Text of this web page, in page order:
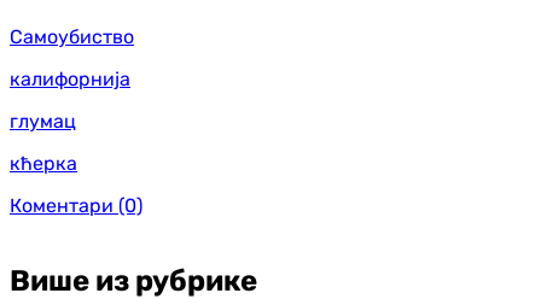
Самоубиство
калифорнија
глумац
кћерка
Коментари (0)
Више из рубрике